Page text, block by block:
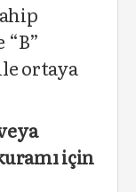
ortaya
için